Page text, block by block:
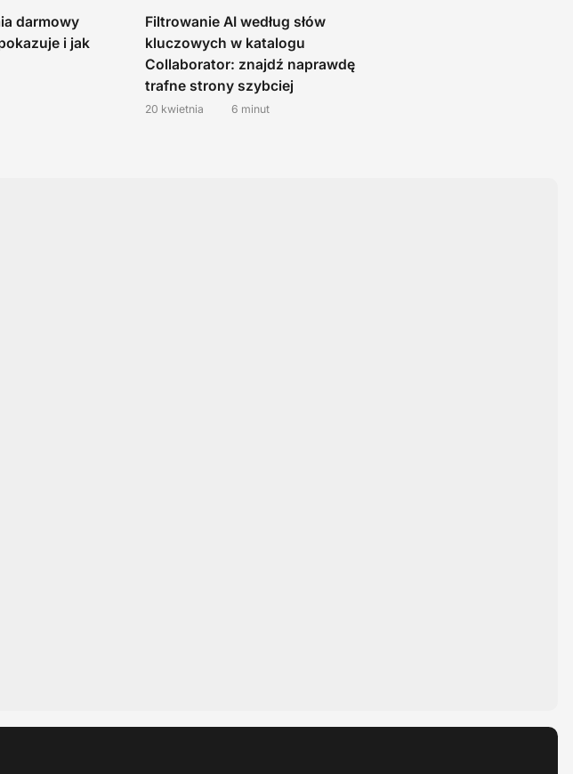
darmowy
i jak
Filtrowanie AI według słów
kluczowych w katalogu
Collaborator: znajdź naprawdę
trafne strony szybciej
20 kwietnia 6 minut